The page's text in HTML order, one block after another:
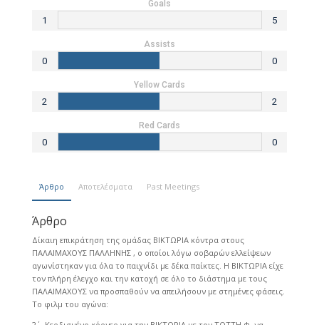
Goals
1 5
Assists
0 0
Yellow Cards
2 2
Red Cards
0 0
Άρθρο Αποτελέσματα Past Meetings
Άρθρο
Δίκαιη επικράτηση της ομάδας ΒΙΚΤΩΡΙΑ κόντρα στους
ΠΑΛΑΙΜΑΧΟΥΣ ΠΑΛΛΗΝΗΣ , ο οποίοι λόγω σοβαρών ελλείψεων
αγωνίστηκαν για όλα το παιχνίδι με δέκα παίκτες. Η ΒΙΚΤΩΡΙΑ είχε
τον πλήρη έλεγχο και την κατοχή σε όλο το διάστημα με τους
ΠΑΛΑΙΜΑΧΟΥΣ να προσπαθούν να απειλήσουν με στημένες φάσεις.
Το φιλμ του αγώνα: